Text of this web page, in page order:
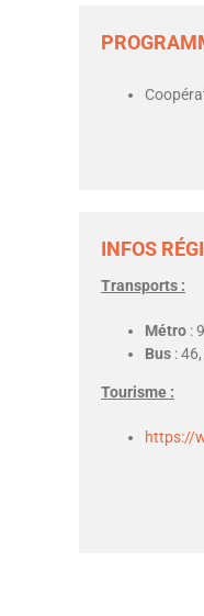
INFOS
Transports :
Métro : 9
Bus :
Tourisme :
https://